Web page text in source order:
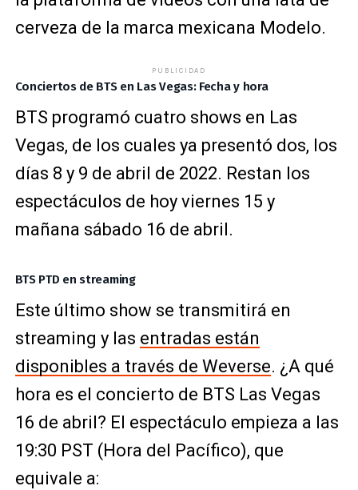
cerveza de la marca mexicana Modelo.
PUBLICIDAD
Conciertos de BTS en Las Vegas: Fecha y hora
BTS programó cuatro shows en Las
Vegas, de los cuales ya presentó dos, los
días 8 y 9 de abril de 2022. Restan los
espectáculos de hoy viernes 15 y
mañana sábado 16 de abril.
BTS PTD en streaming
Este último show se transmitirá en
streaming y las entradas están
disponibles a través de Weverse. ¿A qué
hora es el concierto de BTS Las Vegas
16 de abril? El espectáculo empieza a las
19:30 PST (Hora del Pacífico), que
equivale a: